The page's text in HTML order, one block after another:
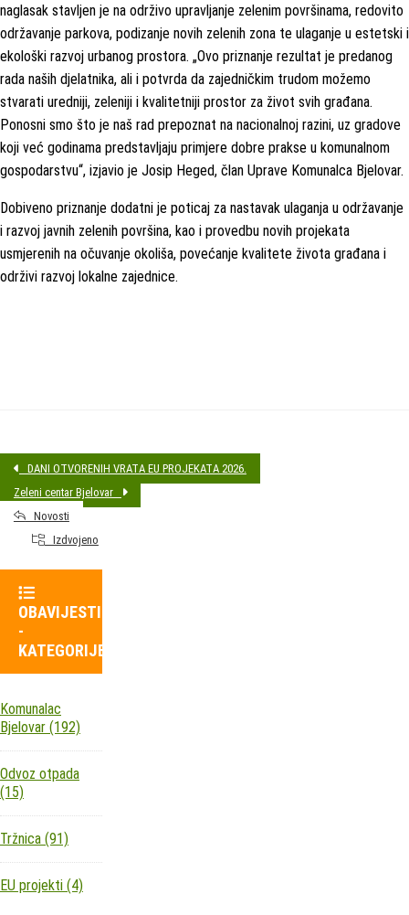
naglasak stavljen je na održivo upravljanje zelenim površinama, redovito
održavanje parkova, podizanje novih zelenih zona te ulaganje u estetski i
ekološki razvoj urbanog prostora. „Ovo priznanje rezultat je predanog
rada naših djelatnika, ali i potvrda da zajedničkim trudom možemo
stvarati uredniji, zeleniji i kvalitetniji prostor za život svih građana.
Ponosni smo što je naš rad prepoznat na nacionalnoj razini, uz gradove
koji već godinama predstavljaju primjere dobre prakse u komunalnom
gospodarstvu“, izjavio je Josip Heged, član Uprave Komunalca Bjelovar.
Dobiveno priznanje dodatni je poticaj za nastavak ulaganja u održavanje
i razvoj javnih zelenih površina, kao i provedbu novih projekata
usmjerenih na očuvanje okoliša, povećanje kvalitete života građana i
održivi razvoj lokalne zajednice.
DANI OTVORENIH VRATA EU PROJEKATA 2026.
Zeleni centar Bjelovar
Novosti
Izdvojeno
OBAVIJESTI
-
KATEGORIJE
Komunalac
Bjelovar (192)
Odvoz otpada
(15)
Tržnica (91)
EU projekti (4)